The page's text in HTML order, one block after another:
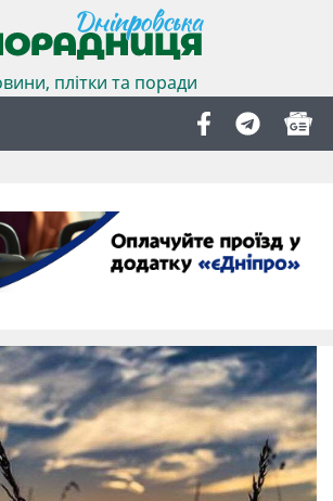
плітки та поради